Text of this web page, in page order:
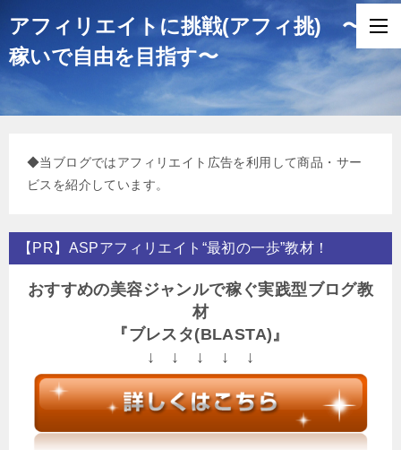
アフィリエイトに挑戦(アフィ挑) 〜
稼いで自由を目指す〜
◆当ブログではアフィリエイト広告を利用して商品・サー
ビスを紹介しています。
【PR】ASPアフィリエイト“最初の一歩”教材！
おすすめの美容ジャンルで稼ぐ実践型ブログ教
材
『ブレスタ(BLASTA)』
↓ ↓ ↓ ↓ ↓